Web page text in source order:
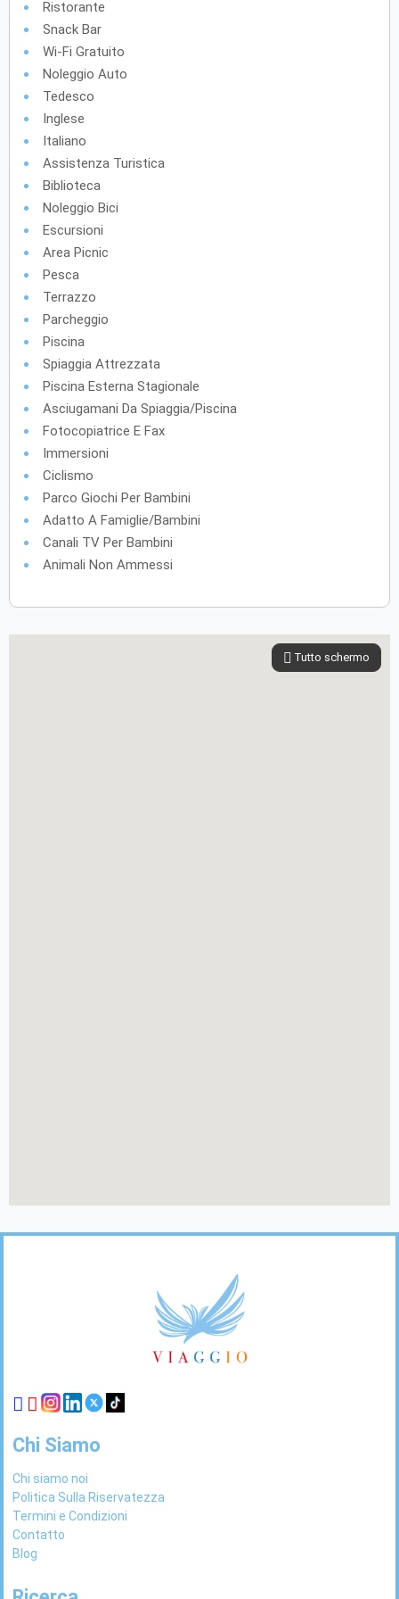
Ristorante
Snack Bar
Wi-Fi Gratuito
Noleggio Auto
Tedesco
Inglese
Italiano
Assistenza Turistica
Biblioteca
Noleggio Bici
Escursioni
Area Picnic
Pesca
Terrazzo
Parcheggio
Piscina
Spiaggia Attrezzata
Piscina Esterna Stagionale
Asciugamani Da Spiaggia/piscina
Fotocopiatrice E Fax
Immersioni
Ciclismo
Parco Giochi Per Bambini
Adatto A Famiglie/bambini
Canali TV Per Bambini
Animali Non Ammessi
Tutto schermo
Chi Siamo
Chi siamo noi
Politica Sulla Riservatezza
Termini e Condizioni
Contatto
Blog